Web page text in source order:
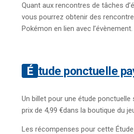
Quant aux rencontres de tâches
vous pourrez obtenir des
Pokémon en lien avec l’évènement.
Étude ponctuelle
Un billet pour une étude ponctuelle
prix de 4,99 €dans la boutique du
Les récompenses pour cette